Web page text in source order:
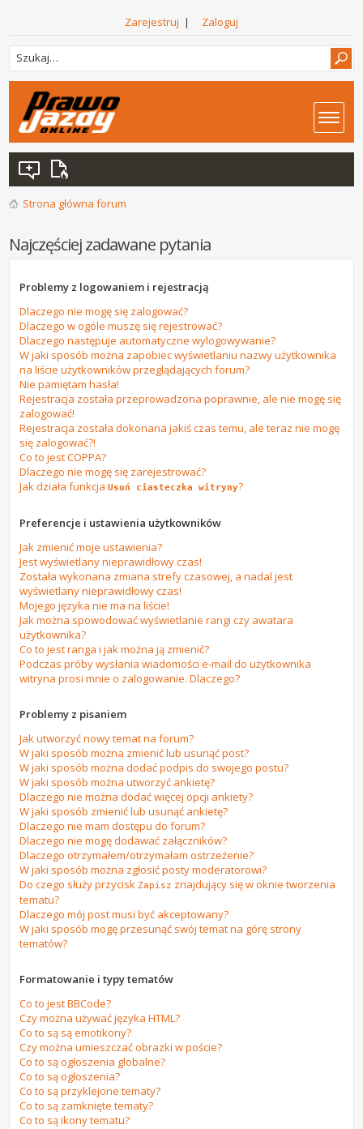
Zarejestruj | Zaloguj
Strona główna forum
Najczęściej zadawane pytania
Problemy z logowaniem i rejestracją
Dlaczego nie mogę się zalogować?
Dlaczego w ogóle muszę się rejestrować?
Dlaczego następuje automatyczne wylogowywanie?
W jaki sposób można zapobiec wyświetlaniu nazwy użytkownika
na liście użytkowników przeglądających forum?
Nie pamiętam hasła!
Rejestracja została przeprowadzona poprawnie, ale nie mogę się
zalogować!
Rejestracja została dokonana jakiś czas temu, ale teraz nie mogę
się zalogować?!
Co to jest COPPA?
Dlaczego nie mogę się zarejestrować?
Jak działa funkcjaUsuń ciasteczka witryny?
Preferencje i ustawienia użytkowników
Jak zmienić moje ustawienia?
Jest wyświetlany nieprawidłowy czas!
Została wykonana zmiana strefy czasowej, a nadal jest
wyświetlany nieprawidłowy czas!
Mojego języka nie ma na liście!
Jak można spowodować wyświetlanie rangi czy awatara
użytkownika?
Co to jest ranga i jak można ją zmienić?
Podczas próby wysłania wiadomości e-mail do użytkownika
witryna prosi mnie o zalogowanie. Dlaczego?
Problemy z pisaniem
Jak utworzyć nowy temat na forum?
W jaki sposób można zmienić lub usunąć post?
W jaki sposób można dodać podpis do swojego postu?
W jaki sposób można utworzyć ankietę?
Dlaczego nie można dodać więcej opcji ankiety?
W jaki sposób zmienić lub usunąć ankietę?
Dlaczego nie mam dostępu do forum?
Dlaczego nie mogę dodawać załączników?
Dlaczego otrzymałem/otrzymałam ostrzeżenie?
W jaki sposób można zgłosić posty moderatorowi?
Do czego służy przyciskZapisz znajdujący się w oknie tworzenia
tematu?
Dlaczego mój post musi być akceptowany?
W jaki sposób mogę przesunąć swój temat na górę strony
tematów?
Formatowanie i typy tematów
Co to jest BBCode?
Czy można używać języka HTML?
Co to są są emotikony?
Czy można umieszczać obrazki w poście?
Co to są ogłoszenia globalne?
Co to są ogłoszenia?
Co to są przyklejone tematy?
Co to są zamknięte tematy?
Co to są ikony tematu?